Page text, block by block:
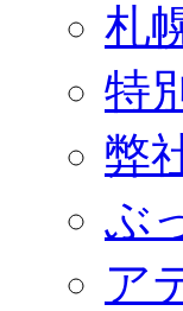
札
特
弊
ぶ
ア